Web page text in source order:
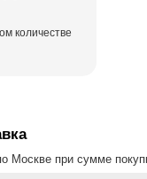
количестве
Москве при сумме